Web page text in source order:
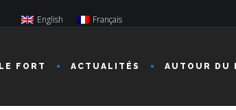
English Français
LE FORT ACTUALITÉS AUTOUR DU